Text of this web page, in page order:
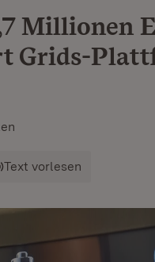
Millionen
Grids-
Text vorlesen